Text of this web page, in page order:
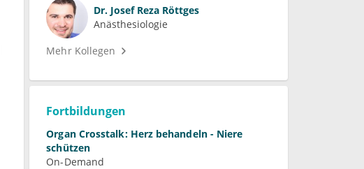
Dr. Josef Reza Röttges
Anästhesiologie
Mehr Kollegen
Fortbildungen
Organ Crosstalk: Herz behandeln - Niere
schützen
On-Demand